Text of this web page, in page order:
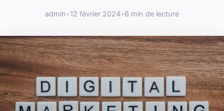
admin•12 février 2024•6 min de lecture